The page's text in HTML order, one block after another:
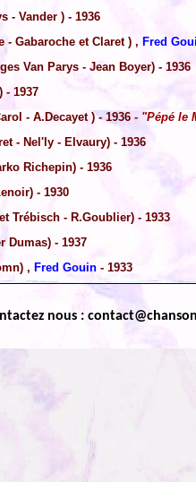
- Vander ) - 1936
- Gabaroche et Claret ) , Fred
Van Parys - Jean Boyer) - 1936
- 1937
- A.Decayet ) - 1936 - "Pépé le
- Nel'ly - Elvaury) - 1936
Richepin) - 1936
- 1930
Trébisch - R.Goublier) - 1933
Dumas) - 1937
, Fred Gouin - 1933
nous :